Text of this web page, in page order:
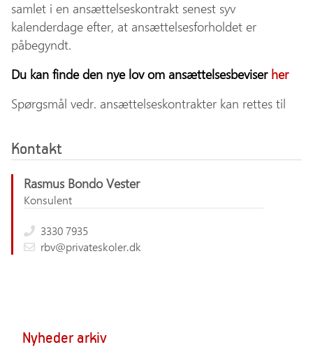
samlet i en ansættelseskontrakt senest syv
kalenderdage efter, at ansættelsesforholdet er
påbegyndt.
Du kan finde den nye lov om ansættelsesbeviser her
Spørgsmål vedr. ansættelseskontrakter kan rettes til
Kontakt
Rasmus Bondo Vester
Konsulent
3330 7935
rbv@privateskoler.dk
Nyheder arkiv